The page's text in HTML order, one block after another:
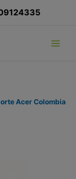
Acer Colombia